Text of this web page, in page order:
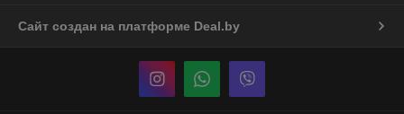
Сайт создан на платформе Deal.by